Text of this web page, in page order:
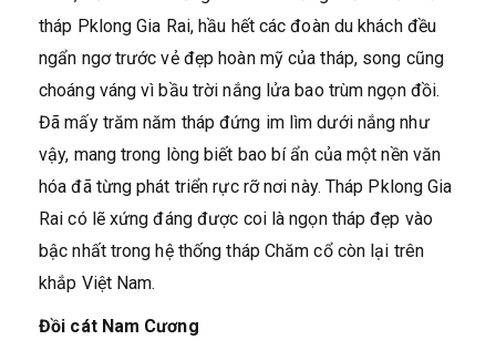
tháp Pklong Gia Rai, hầu hết các đoàn du khách đều
ngẩn ngơ trước vẻ đẹp hoàn mỹ của tháp, song cũng
choáng váng vì bầu trời nắng lửa bao trùm ngọn đồi.
Đã mấy trăm năm tháp đứng im lìm dưới nắng như
vậy, mang trong lòng biết bao bí ẩn của một nền văn
hóa đã từng phát triển rực rỡ nơi này. Tháp Pklong Gia
Rai có lẽ xứng đáng được coi là ngọn tháp đẹp vào
bậc nhất trong hệ thống tháp Chăm cổ còn lại trên
khắp Việt Nam.
Đồi cát Nam Cương